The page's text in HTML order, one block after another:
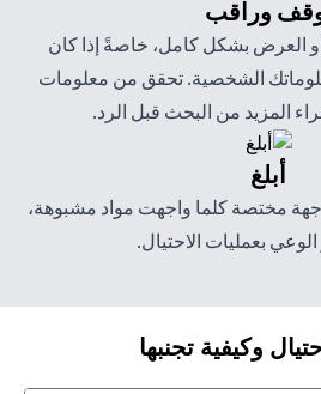
وراقب
العرض بشكل كامل، خاصةً إذا كان
الشخصية. تحقق من معلومات
المزيد من البحث قبل الرد.
أبلغ
جهة مختصة كلما واجهت مواد مشبوهة،
بعمليات الاحتيال.
وكيفية تجنبها